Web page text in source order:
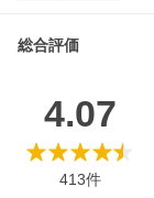
総合評価
4.07
413件